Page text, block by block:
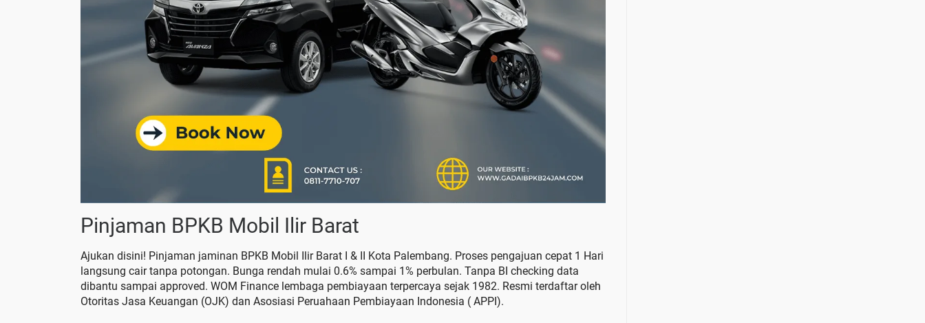
Pinjaman BPKB Mobil Ilir Barat
Ajukan disini! Pinjaman jaminan BPKB Mobil Ilir Barat I & II Kota Palembang. Proses pengajuan cepat 1 Hari
langsung cair tanpa potongan. Bunga rendah mulai 0.6% sampai 1% perbulan. Tanpa BI checking data
dibantu sampai approved. WOM Finance lembaga pembiayaan terpercaya sejak 1982. Resmi terdaftar oleh
Otoritas Jasa Keuangan (OJK) dan Asosiasi Peruahaan Pembiayaan Indonesia ( APPI).